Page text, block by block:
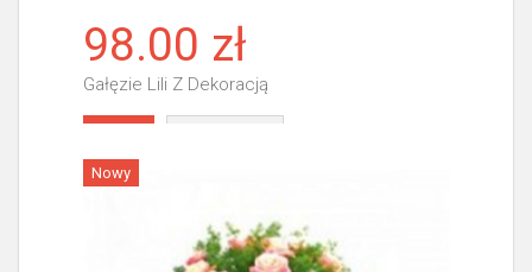
98.00 zł
Gałęzie Lili Z Dekoracją
Nowy